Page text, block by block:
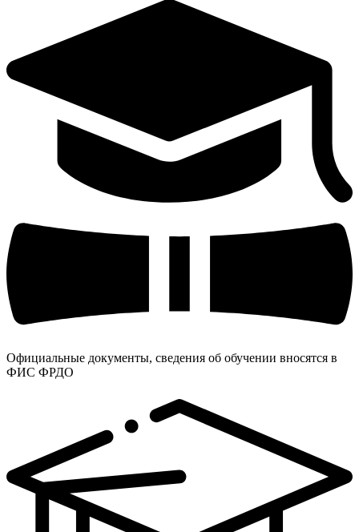
Официальные документы, сведения об обучении вносятся в
ФИС ФРДО